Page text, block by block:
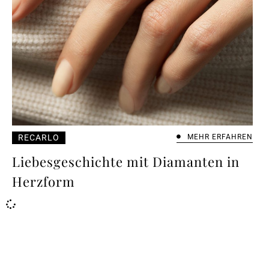
RECARLO MEHR ERFAHREN
Liebesgeschichte mit Diamanten in
Herzform